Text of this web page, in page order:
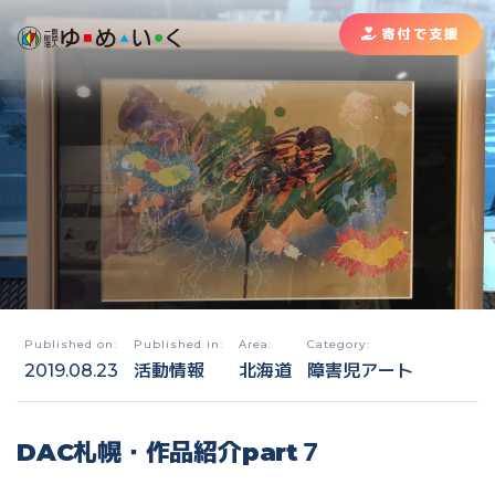
寄付で支援
Published on:
2019.08.23
Published in:
活動情報
Area:
北海道
Category:
障害児アート
DAC札幌・作品紹介part７